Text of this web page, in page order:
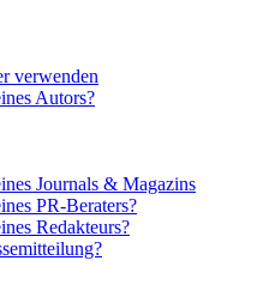
verwenden
Autors?
Journals & Magazins
PR-Beraters?
Redakteurs?